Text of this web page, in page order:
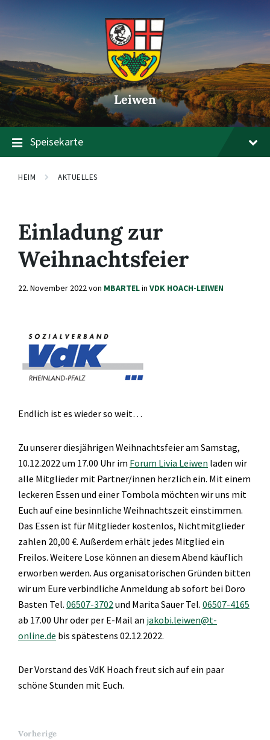
springen
springen
springen
Leiwen
Speisekarte
HEIM AKTUELLES
Einladung zur
Weihnachtsfeier
22. November 2022von MBARTELin VDK HOACH-LEIWEN
Endlich ist es wieder so weit…
Zu unserer diesjährigen Weihnachtsfeier am Samstag,
10.12.2022 um 17.00 Uhr im Forum Livia Leiwen laden wir
alle Mitglieder mit Partner/innen herzlich ein. Mit einem
leckeren Essen und einer Tombola möchten wir uns mit
Euch auf eine besinnliche Weihnachtszeit einstimmen.
Das Essen ist für Mitglieder kostenlos, Nichtmitglieder
zahlen 20,00 €. Außerdem erhält jedes Mitglied ein
Freilos. Weitere Lose können an diesem Abend käuflich
erworben werden. Aus organisatorischen Gründen bitten
wir um Eure verbindliche Anmeldung ab sofort bei Doro
Basten Tel. 06507-3702und Marita Sauer Tel. 06507-4165
ab 17.00 Uhr oder per E-Mail an jakobi.leiwen@t-
online.de bis spätestens 02.12.2022.
Der Vorstand des VdK Hoach freut sich auf ein paar
schöne Stunden mit Euch.
Vorherige